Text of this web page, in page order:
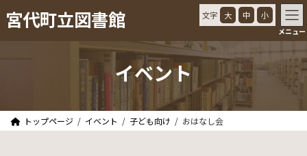
ン
プ
ビ
動
宮代町立図書館 文字 大 中 小
メニュー
イベント
トップページ イベント 子ども向け おはなし会